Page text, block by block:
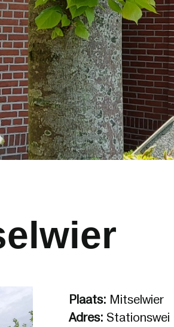
Plaats: Mitselwier
Adres: Stationswei